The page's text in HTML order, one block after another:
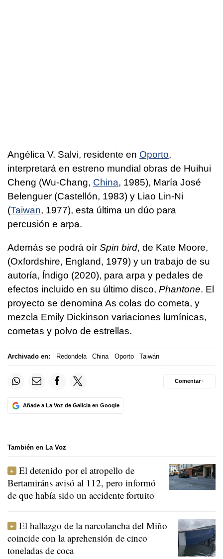
Angélica V. Salvi, residente en Oporto,
interpretará en estreno mundial obras de Huihui
Cheng (Wu-Chang, China, 1985), María José
Belenguer (Castellón, 1983) y Liao Lin-Ni
(Taiwan, 1977), esta última un dúo para
percusión e arpa.
Además se podrá oír Spin bird, de Kate Moore,
(Oxfordshire, England, 1979) y un trabajo de su
autoría, Índigo (2020), para arpa y pedales de
efectos incluido en su último disco, Phantone. El
proyecto se denomina As colas do cometa, y
mezcla Emily Dickinson variaciones lumínicas,
cometas y polvo de estrellas.
Archivado en: Redondela China Oporto Taiwán
Añade a La Voz de Galicia en Google
Comentar ·
También en La Voz
El detenido por el atropello de
Bertamiráns avisó al 112, pero informó
de que había sido un accidente fortuito
El hallazgo de la narcolancha del Miño
coincide con la aprehensión de cinco
toneladas de coca